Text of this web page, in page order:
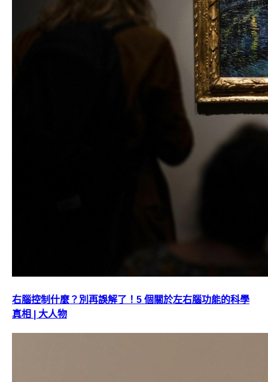
右腦控制什麼？別再誤解了！5 個關於左右腦功能的科學
真相 | 大人物